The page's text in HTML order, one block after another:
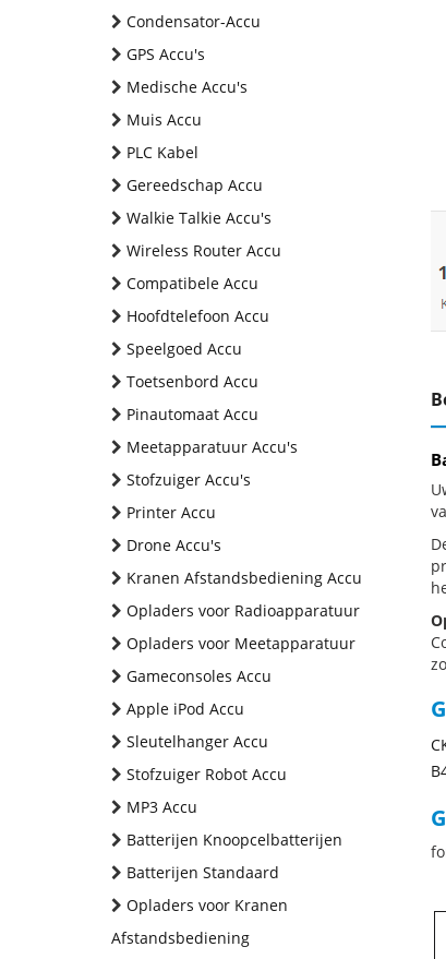
Condensator-Accu
GPS Accu's
Medische Accu's
Muis Accu
PLC Kabel
Gereedschap Accu
Walkie Talkie Accu's
Wireless Router Accu
Compatibele Accu
Hoofdtelefoon Accu
Speelgoed Accu
Toetsenbord Accu
Pinautomaat Accu
Meetapparatuur Accu's
Stofzuiger Accu's
Printer Accu
Drone Accu's
Kranen Afstandsbediening Accu
Opladers voor Radioapparatuur
Opladers voor Meetapparatuur
Gameconsoles Accu
Apple iPod Accu
Sleutelhanger Accu
Stofzuiger Robot Accu
MP3 Accu
Batterijen Knoopcelbatterijen
Batterijen Standaard
Opladers voor Kranen
Afstandsbediening